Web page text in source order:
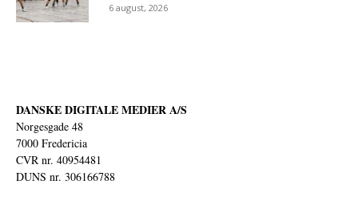
6 august, 2026
DANSKE DIGITALE MEDIER A/S
Norgesgade 48
7000 Fredericia
CVR nr. 40954481
DUNS nr. 306166788